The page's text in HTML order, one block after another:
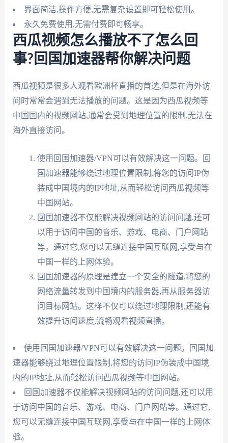
界面简洁,操作方便,无需复杂设置即可轻松使用。
永久免费使用,无需付费即可畅享。
西瓜视频怎么播放不了怎么回
事?回国加速器帮你解决问题
西瓜视频是很多人观看欧洲杯直播的首选,但是在海外访
问时常常会遇到无法播放的问题。这是因为西瓜视频等
中国国内的视频网站,通常会受到地理位置的限制,无法在
海外直接访问。
使用回国加速器/VPN可以有效解决这一问题。回
国加速器能够绕过地理位置限制,将您的访问IP伪
装成中国境内的IP地址,从而轻松访问西瓜视频等
中国网站。
回国加速器不仅能解决视频网站的访问问题,还可
以用于访问中国的音乐、游戏、电商、门户网站
等。通过它,您可以无缝连接中国互联网,享受与在
中国一样的上网体验。
回国加速器的原理是建立一个安全的隧道,将您的
网络流量转发到中国境内的服务器,再从服务器访
问目标网站。这样不仅可以绕过地理限制,还能有
效提升访问速度,流畅观看视频直播。
使用回国加速器/VPN可以有效解决这一问题。回国加
速器能够绕过地理位置限制,将您的访问IP伪装成中国境
内的IP地址,从而轻松访问西瓜视频等中国网站。
回国加速器不仅能解决视频网站的访问问题,还可以用
于访问中国的音乐、游戏、电商、门户网站等。通过它,
您可以无缝连接中国互联网,享受与在中国一样的上网体
验。